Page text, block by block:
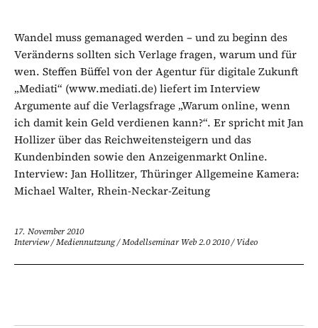
Wandel muss gemanaged werden – und zu beginn des
Veränderns sollten sich Verlage fragen, warum und für
wen. Steffen Büffel von der Agentur für digitale Zukunft
„Mediati“ (www.mediati.de) liefert im Interview
Argumente auf die Verlagsfrage „Warum online, wenn
ich damit kein Geld verdienen kann?“. Er spricht mit Jan
Hollizer über das Reichweitensteigern und das
Kundenbinden sowie den Anzeigenmarkt Online.
Interview: Jan Hollitzer, Thüringer Allgemeine Kamera:
Michael Walter, Rhein-Neckar-Zeitung
17. November 2010
Interview/Mediennutzung/Modellseminar Web 2.0 2010/Video